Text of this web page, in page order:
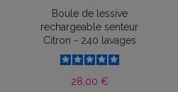
Boule de lessive
rechargeable senteur
Citron - 240 lavages
28,00 €